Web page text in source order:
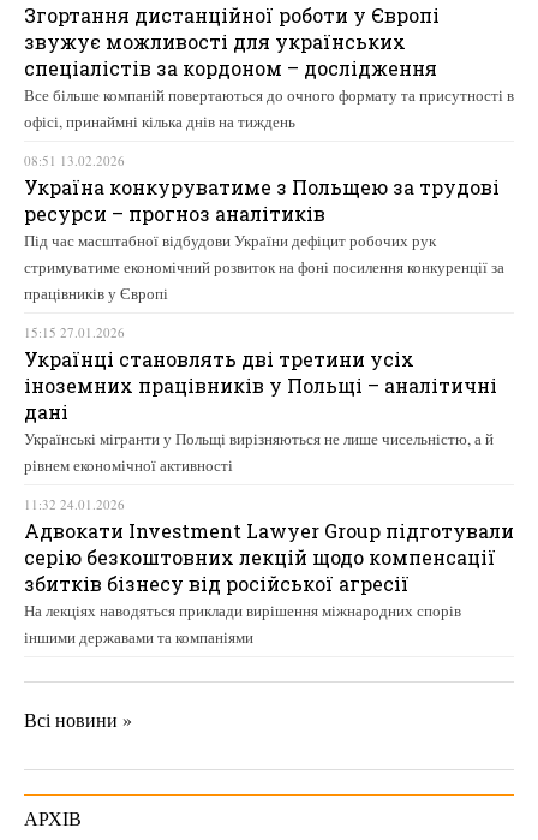
Згортання дистанційної роботи у Європі
звужує можливості для українських
спеціалістів за кордоном – дослідження
Все більше компаній повертаються до очного формату та присутності в
офісі, принаймні кілька днів на тиждень
08:51 13.02.2026
Україна конкуруватиме з Польщею за трудові
ресурси – прогноз аналітиків
Під час масштабної відбудови України дефіцит робочих рук
стримуватиме економічний розвиток на фоні посилення конкуренції за
працівників у Європі
15:15 27.01.2026
Українці становлять дві третини усіх
іноземних працівників у Польщі – аналітичні
дані
Українські мігранти у Польщі вирізняються не лише чисельністю, а й
рівнем економічної активності
11:32 24.01.2026
Адвокати Investment Lawyer Group підготували
серію безкоштовних лекцій щодо компенсації
збитків бізнесу від російської агресії
На лекціях наводяться приклади вирішення міжнародних спорів
іншими державами та компаніями
Всі новини »
АРХІВ